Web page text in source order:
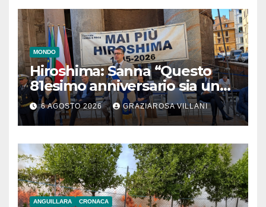
MONDO
Hiroshima: Sanna “Questo
81esimo anniversario sia un
monito per tutti”
6 AGOSTO 2026 GRAZIAROSA VILLANI
ANGUILLARA CRONACA